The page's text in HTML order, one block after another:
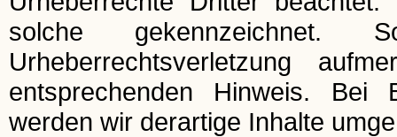
solche
Urheberrechtsverletzung
entsprechenden Hinweis. Bei
werden wir derartige Inhalte